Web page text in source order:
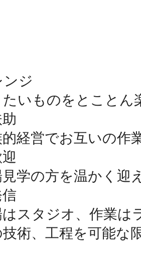
ンジ
ものをとことん
営でお互いの作業
の方を温かく迎
タジオ、作業は
、工程を可能な限